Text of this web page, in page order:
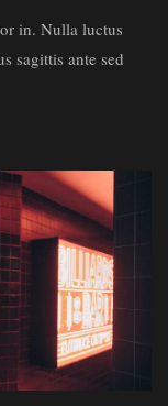
in. Nulla luctus
sagittis ante sed